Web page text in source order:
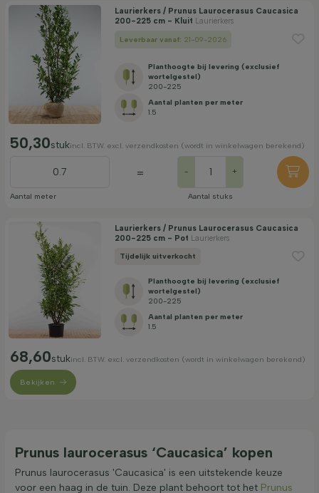
Laurierkers / Prunus Laurocerasus Caucasica
200-225 cm - Kluit Laurierkers
Leverbaar vanaf: 21-09-2026
Planthoogte bij levering (exclusief
wortelgestel)
200-225
Aantal planten per meter
1.5
50,30stukincl. BTW. excl. verzendkosten (wordt in winkelwagen berekend)
Aantal meter
= - +
Aantal stuks
Laurierkers / Prunus Laurocerasus Caucasica
200-225 cm - Pot Laurierkers
Tijdelijk uitverkocht
Planthoogte bij levering (exclusief
wortelgestel)
200-225
Aantal planten per meter
1.5
68,60stukincl. BTW. excl. verzendkosten (wordt in winkelwagen berekend)
Bekijken
Prunus laurocerasus ‘Caucasica’ kopen
Prunus laurocerasus 'Caucasica' is een uitstekende keuze
voor een haag in de tuin. Deze plant behoort tot het Prunus